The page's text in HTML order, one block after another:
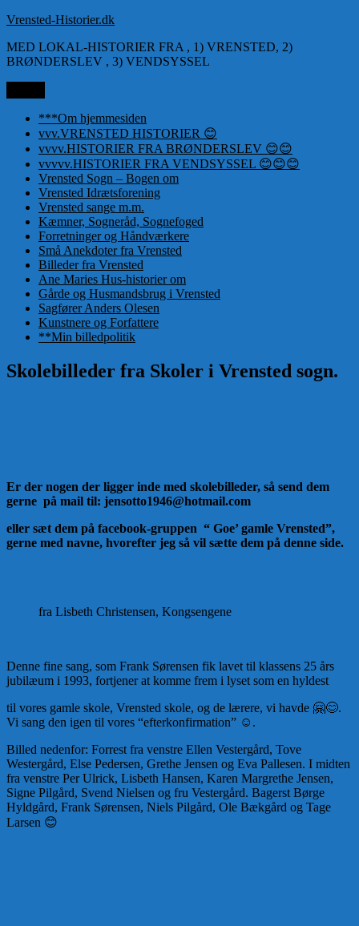
Videre
indhold
Vrensted-Historier.dk
MED LOKAL-HISTORIER FRA , 1) VRENSTED, 2)
BRØNDERSLEV , 3) VENDSYSSEL
***Om hjemmesiden
vvv.VRENSTED HISTORIER 😊
vvvv.HISTORIER FRA BRØNDERSLEV 😊😊
vvvvv.HISTORIER FRA VENDSYSSEL 😊😊😊
Vrensted Sogn – Bogen om
Vrensted Idrætsforening
Vrensted sange m.m.
Kæmner, Sogneråd, Sognefoged
Forretninger og Håndværkere
Små Anekdoter fra Vrensted
Billeder fra Vrensted
Ane Maries Hus-historier om
Gårde og Husmandsbrug i Vrensted
Sagfører Anders Olesen
Kunstnere og Forfattere
**Min billedpolitik
Skolebilleder fra Skoler i Vrensted sogn.
Er der nogen der ligger inde med skolebilleder, så send dem
gerne på mail til: jensotto1946@hotmail.com
eller sæt dem på facebook-gruppen “ Goe’ gamle Vrensted”,
gerne med navne, hvorefter jeg så vil sætte dem på denne side.
fra Lisbeth Christensen, Kongsengene
Denne fine sang, som Frank Sørensen fik lavet til klassens 25 års
jubilæum i 1993, fortjener at komme frem i lyset som en hyldest
til vores gamle skole, Vrensted skole, og de lærere, vi havde 🤗😊.
Vi sang den igen til vores “efterkonfirmation” ☺️.
Billed nedenfor: Forrest fra venstre Ellen Vestergård, Tove
Westergård, Else Pedersen, Grethe Jensen og Eva Pallesen. I midten
fra venstre Per Ulrick, Lisbeth Hansen, Karen Margrethe Jensen,
Signe Pilgård, Svend Nielsen og fru Vestergård. Bagerst Børge
Hyldgård, Frank Sørensen, Niels Pilgård, Ole Bækgård og Tage
Larsen 😊